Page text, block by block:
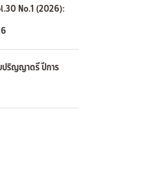
No.1 (2026):
ปริญญาตรี ปีการ